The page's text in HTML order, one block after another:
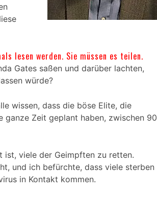
lesen werden. Sie müssen es teilen.
Gates saßen und darüber lachten,
würde?
wissen, dass die böse Elite, die
ganze Zeit geplant haben, zwischen 90
ist, viele der Geimpften zu retten.
und ich befürchte, dass viele sterben
in Kontakt kommen.